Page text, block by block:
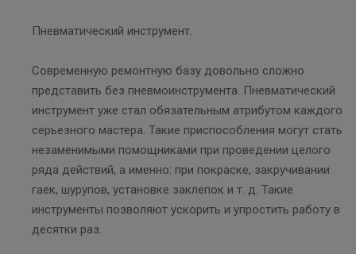
Пневматический инструмент.
Современную ремонтную базу довольно сложно
представить без пневмоинструмента. Пневматический
инструмент уже стал обязательным атрибутом каждого
серьезного мастера. Такие приспособления могут стать
незаменимыми помощниками при проведении целого
ряда действий, а именно: при покраске, закручивании
гаек, шурупов, установке заклепок и т. д. Такие
инструменты позволяют ускорить и упростить работу в
десятки раз.